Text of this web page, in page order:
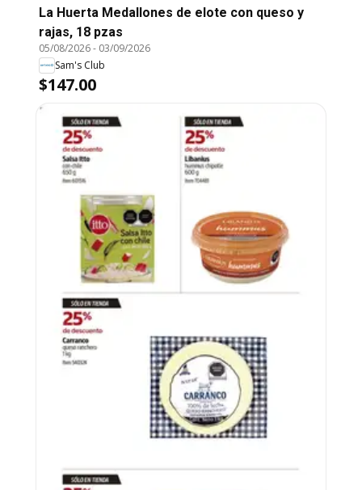
La Huerta Medallones de elote con queso y
rajas, 18 pzas
05/08/2026- 03/09/2026
Sam's Club
$147.00